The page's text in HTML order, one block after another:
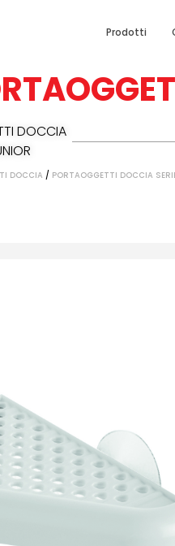
Prodotti
DOCCIA
DOCCIA / PORTAOGGETTI DOCCIA